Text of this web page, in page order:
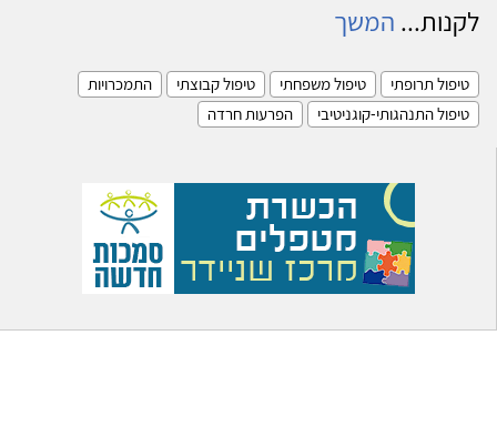
לקנות... המשך
טיפול תרופתי טיפול משפחתי טיפול קבוצתי
התמכרויות
טיפול התנהגותי-קוגניטיבי
הפרעות חרדה